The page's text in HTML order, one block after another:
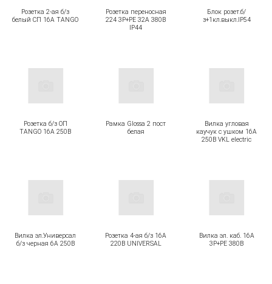
Розетка 2-ая б/з
белый СП 16А TANGO
Розетка переносная
224 3Р+РЕ 32А 380В
IP44
Блок розет.б/
з+1кл.выкл.IP54
Розетка б/з ОП
TANGO 16А 250В
Рамка Glossa 2 пост
белая
Вилка угловая
каучук с ушком 16А
250В VKL electric
Вилка эл.Универсал
б/з черная 6А 250В
Розетка 4-ая б/з 16А
220В UNIVERSAL
Вилка эл. каб. 16А
3Р+РЕ 380В